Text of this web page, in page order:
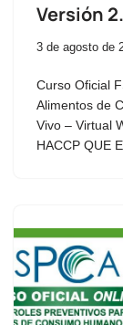
Versión
3 de agosto de
Curso Oficial
Alimentos de
Vivo – Virtual
HACCP QUE